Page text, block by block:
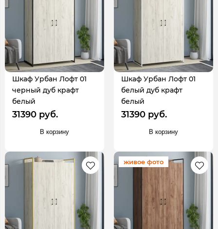
Шкаф Урбан Лофт 01
черный дуб крафт
белый
31390 руб.
В корзину
Шкаф Урбан Лофт 01
белый дуб крафт
белый
31390 руб.
В корзину
живое фото